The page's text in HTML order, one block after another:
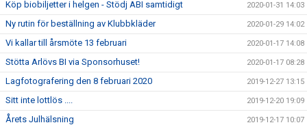
Köp biobiljetter i helgen - Stödj ABI samtidigt 2020-01-31 14:03
Ny rutin för beställning av Klubbkläder 2020-01-29 14:02
Vi kallar till årsmöte 13 februari 2020-01-17 14:08
Stötta Arlövs BI via Sponsorhuset! 2020-01-17 08:28
Lagfotografering den 8 februari 2020 2019-12-27 13:15
Sitt inte lottlös .... 2019-12-20 19:09
Årets Julhälsning 2019-12-17 10:07